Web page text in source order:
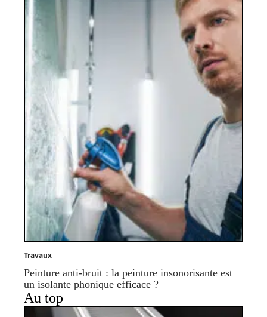
Travaux
Peinture anti-bruit : la peinture insonorisante est
un isolante phonique efficace ?
Au top